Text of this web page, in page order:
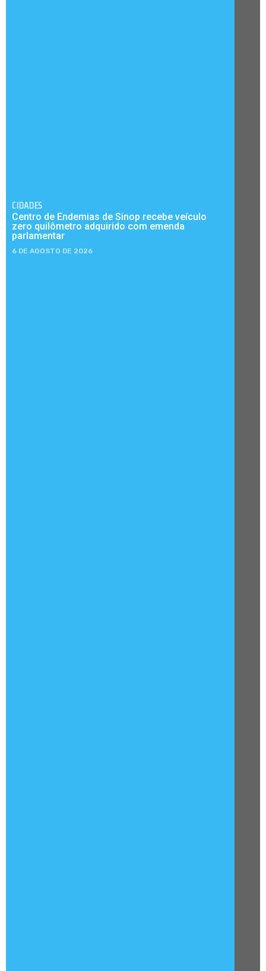
CIDADES
Centro de Endemias de Sinop recebe veículo
zero quilômetro adquirido com emenda
parlamentar
6 DE AGOSTO DE 2026